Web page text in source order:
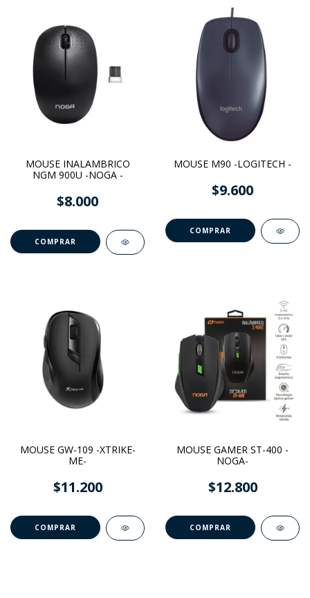
MOUSE INALAMBRICO
NGM 900U -NOGA -
$8.000
MOUSE M90 -LOGITECH -
$9.600
MOUSE GW-109 -XTRIKE-
ME-
$11.200
MOUSE GAMER ST-400 -
NOGA-
$12.800